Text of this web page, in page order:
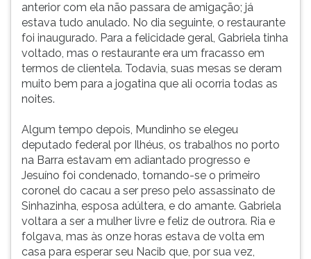
anterior com ela não passara de amigação; já
estava tudo anulado. No dia seguinte, o restaurante
foi inaugurado. Para a felicidade geral, Gabriela tinha
voltado, mas o restaurante era um fracasso em
termos de clientela. Todavia, suas mesas se deram
muito bem para a jogatina que ali ocorria todas as
noites.
Algum tempo depois, Mundinho se elegeu
deputado federal por Ilhéus, os trabalhos no porto
na Barra estavam em adiantado progresso e
Jesuíno foi condenado, tornando-se o primeiro
coronel do cacau a ser preso pelo assassinato de
Sinhazinha, esposa adúltera, e do amante. Gabriela
voltara a ser a mulher livre e feliz de outrora. Ria e
folgava, mas às onze horas estava de volta em
casa para esperar seu Nacib que, por sua vez,